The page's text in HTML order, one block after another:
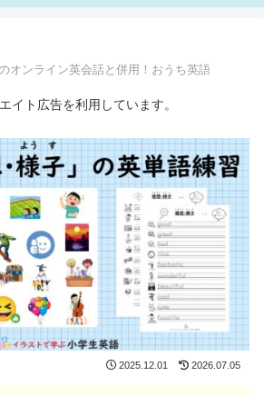
オンライン英会話と併用！おうち英語
イト広告を利用しています。
2025.12.01 2026.07.05